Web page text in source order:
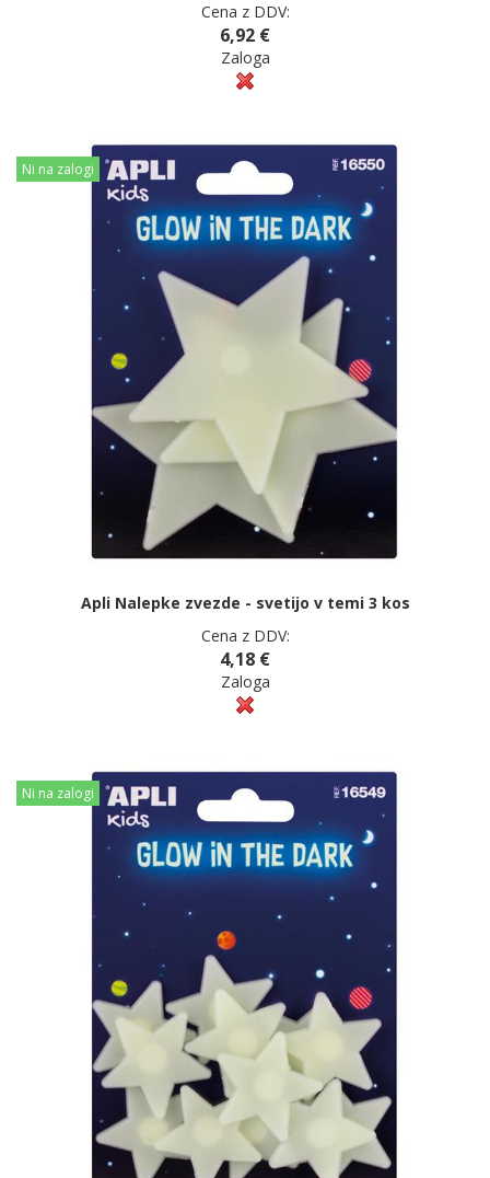
Cena z DDV:
6,92 €
Zaloga
Ni na zalogi
Apli Nalepke zvezde - svetijo v temi 3 kos
Cena z DDV:
4,18 €
Zaloga
Ni na zalogi